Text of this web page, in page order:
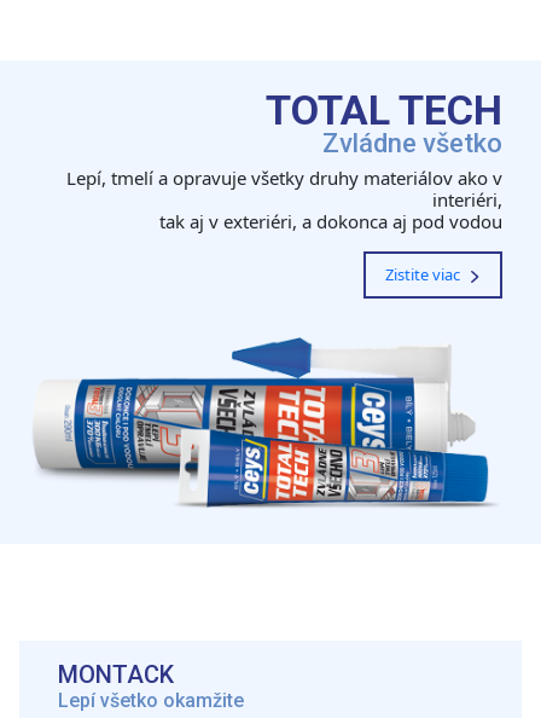
TOTAL TECH
Zvládne všetko
Lepí, tmelí a opravuje všetky druhy materiálov ako v
interiéri,
tak aj v exteriéri, a dokonca aj pod vodou
Zistite viac
MONTACK
Lepí všetko okamžite